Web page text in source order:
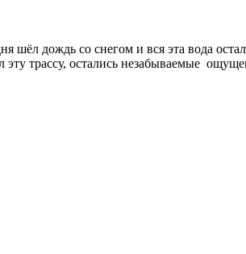
дождь со снегом и вся эта вода
эту трассу, остались незабываемые